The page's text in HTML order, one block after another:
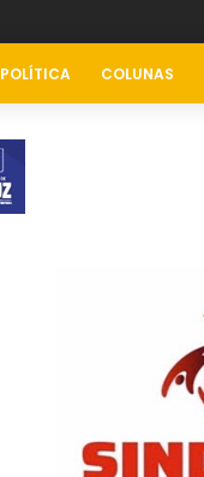
POLÍTICA COLUNAS